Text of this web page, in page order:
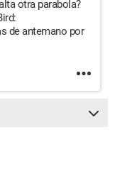
otra parabola?
de antemano por